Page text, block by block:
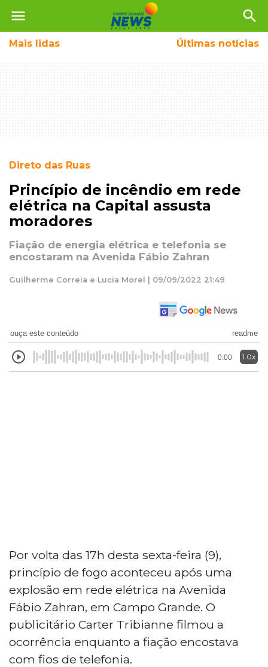
menu search
Mais lidas Últimas notícias
Direto das Ruas
Princípio de incêndio em rede
elétrica na Capital assusta
moradores
Fiação de energia elétrica e telefonia se
encostaram na Avenida Fábio Zahran
Guilherme Correia e Lucia Morel | 09/09/2022 21:49
ouça este conteúdo readme
0:00 1.0x
Por volta das 17h desta sexta-feira (9),
princípio de fogo aconteceu após uma
explosão em rede elétrica na Avenida
Fábio Zahran, em Campo Grande. O
publicitário Carter Tribianne filmou a
ocorrência enquanto a fiação encostava
com fios de telefonia.